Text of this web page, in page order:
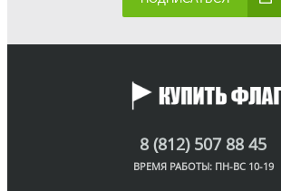
8 (812) 507 88 45
ВРЕМЯ РАБОТЫ: ПН-ВС 10-19